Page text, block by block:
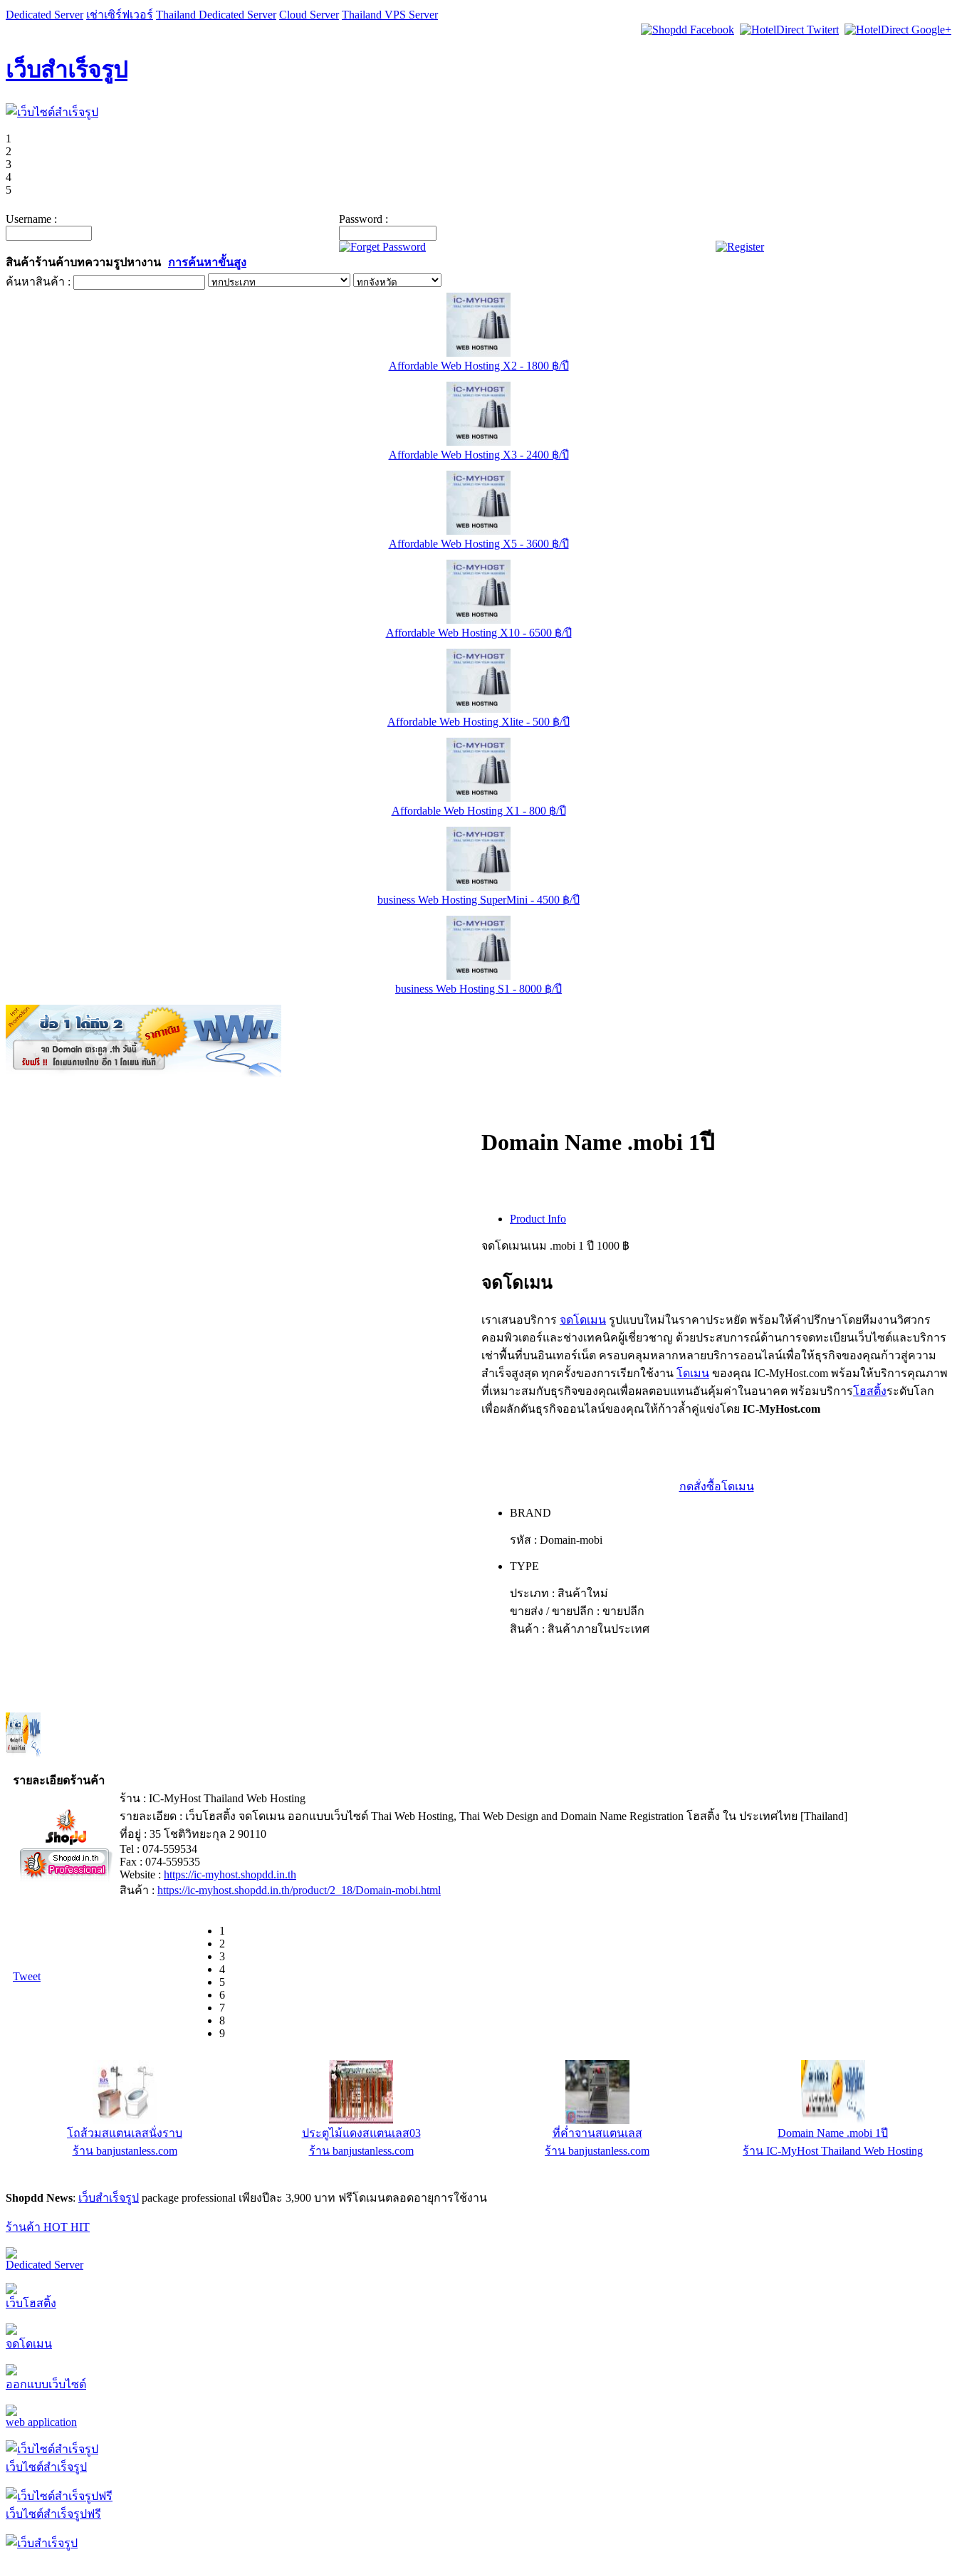
Dedicated Server เช่าเซิร์ฟเวอร์ Thailand Dedicated Server Cloud Server Thailand VPS Server
เว็บสำเร็จรูป
1
2
3
4
5
Username : Password :
สินค้าร้านค้าบทความรูปหางาน
การค้นหาขั้นสูง
ค้นหาสินค้า :
Affordable Web Hosting X2 - 1800 ฿/ปี
Affordable Web Hosting X3 - 2400 ฿/ปี
Affordable Web Hosting X5 - 3600 ฿/ปี
Affordable Web Hosting X10 - 6500 ฿/ปี
Affordable Web Hosting Xlite - 500 ฿/ปี
Affordable Web Hosting X1 - 800 ฿/ปี
business Web Hosting SuperMini - 4500 ฿/ปี
business Web Hosting S1 - 8000 ฿/ปี
Domain Name .mobi 1ปี
Product Info
จดโดเมนเนม .mobi 1 ปี 1000 ฿
จดโดเมน
เราเสนอบริการ จดโดเมน รูปแบบใหม่ในราคาประหยัด พร้อมให้คำปรึกษาโดยทีมงานวิศวกร
คอมพิวเตอร์และช่างเทคนิคผู้เชี่ยวชาญ ด้วยประสบการณ์ด้านการจดทะเบียนเว็บไซต์และบริการ
เช่าพื้นที่บนอินเทอร์เน็ต ครอบคลุมหลากหลายบริการออนไลน์เพื่อให้ธุรกิจของคุณก้าวสู่ความ
สำเร็จสูงสุด ทุกครั้งของการเรียกใช้งาน โดเมน ของคุณ IC-MyHost.com พร้อมให้บริการคุณภาพ
ที่เหมาะสมกับธุรกิจของคุณเพื่อผลตอบแทนอันคุ้มค่าในอนาคต พร้อมบริการโฮสติ้งระดับโลก
เพื่อผลักดันธุรกิจออนไลน์ของคุณให้ก้าวล้ำคู่แข่งโดย IC-MyHost.com
กดสั่งซื้อโดเมน
BRAND
รหัส : Domain-mobi
TYPE
ประเภท : สินค้าใหม่
ขายส่ง / ขายปลีก : ขายปลีก
สินค้า : สินค้าภายในประเทศ
รายละเอียดร้านค้า
ร้าน : IC-MyHost Thailand Web Hosting
รายละเอียด : เว็บโฮสติ้ง จดโดเมน ออกแบบเว็บไซต์ Thai Web Hosting, Thai Web Design and Domain Name Registration โฮสติ้ง ใน ประเทศไทย [Thailand]
ที่อยู่ : 35 โชติวิทยะกุล 2 90110
Tel : 074-559534
Fax : 074-559535
Website : https://ic-myhost.shopdd.in.th
สินค้า : https://ic-myhost.shopdd.in.th/product/2_18/Domain-mobi.html
Tweet
1
2
3
4
5
6
7
8
9
อ่างล้างมือสแตนเลส
ร้าน banjustanless.com
ประตูห้องน้ำคนพิการBJS
ร้าน banjustanless.com
ดัมเบลหุ้มยางแบบกลมขนาด 20 กก.
ร้าน คอนโดฟิตเนสช็อป : ร้านขายเครื่องออก
โถปัสสาวะสเตนเลส BJS
ร้าน banjustanless.com
Shopdd News: เว็บสำเร็จรูป package professional เพียงปีละ 3,900 บาท ฟรีโดเมนตลอดอายุการใช้งาน
ร้านค้า HOT HIT
Dedicated Server
เว็บโฮสติ้ง
จดโดเมน
ออกแบบเว็บไซต์
web application
เว็บไซต์สำเร็จรูป
เว็บไซต์สำเร็จรูปฟรี